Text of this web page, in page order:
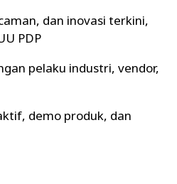
dan inovasi terkini,
PDP
pelaku industri, vendor,
demo produk, dan